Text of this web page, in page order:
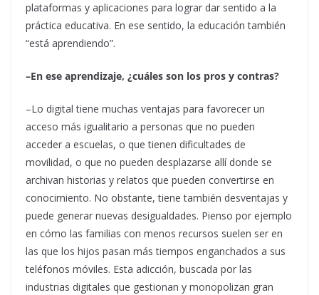
plataformas y aplicaciones para lograr dar sentido a la
práctica educativa. En ese sentido, la educación también
“está aprendiendo”.
–En ese aprendizaje, ¿cuáles son los pros y contras?
–Lo digital tiene muchas ventajas para favorecer un
acceso más igualitario a personas que no pueden
acceder a escuelas, o que tienen dificultades de
movilidad, o que no pueden desplazarse allí donde se
archivan historias y relatos que pueden convertirse en
conocimiento. No obstante, tiene también desventajas y
puede generar nuevas desigualdades. Pienso por ejemplo
en cómo las familias con menos recursos suelen ser en
las que los hijos pasan más tiempos enganchados a sus
teléfonos móviles. Esta adicción, buscada por las
industrias digitales que gestionan y monopolizan gran